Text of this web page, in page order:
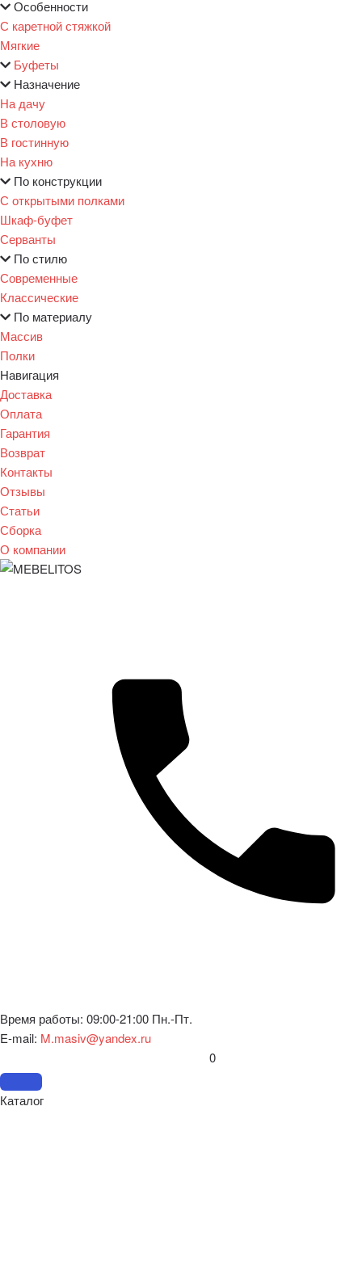
Особенности
С каретной стяжкой
Мягкие
Буфеты
Назначение
На дачу
В столовую
В гостинную
На кухню
По конструкции
С открытыми полками
Шкаф-буфет
Серванты
По стилю
Современные
Классические
По материалу
Массив
Полки
Навигация
Доставка
Оплата
Гарантия
Возврат
Контакты
Отзывы
Статьи
Сборка
О компании
Время работы: 09:00-21:00 Пн.-Пт.
E-mail: M.masiv@yandex.ru
0
Каталог